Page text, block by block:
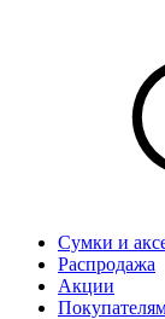
Сумки и
Распродажа
Акции